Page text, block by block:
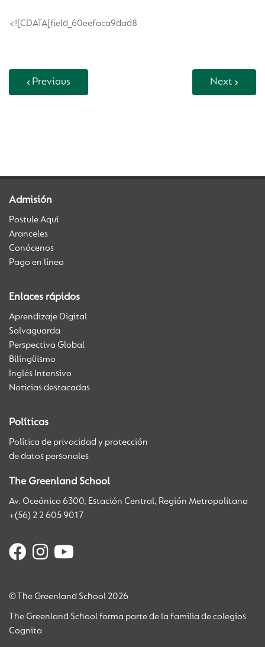
<![CDATA[field_60eefaca9dad8
Previous Next
Admisión
Postule Aquí
Aranceles
Conócenos
Pago en línea
Enlaces rápidos
Aprendizaje Digital
Salvaguarda
Perspectiva Global
Bilingüismo
Inglés Intensivo
Noticias destacadas
Políticas
Política de privacidad y protección
de datos personales
The Greenland School
Av. Oceánica 6300, Estación Central, Región Metropolitana
+(56) 2 2 605 9017
© The Greenland School 2026
The Greenland School forma parte de la familia de colegios
Cognita